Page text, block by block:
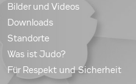
Bilder und Videos
Downloads
Standorte
Was ist Judo?
Für Respekt und Sicherheit